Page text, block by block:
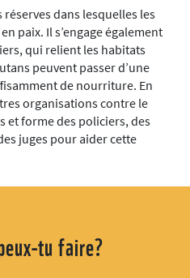
réserves dans lesquelles les
paix. Il s’engage également
qui relient les habitats
peuvent passer d’une
de nourriture. En
organisations contre le
et forme des policiers, des
juges pour aider cette
tu faire?